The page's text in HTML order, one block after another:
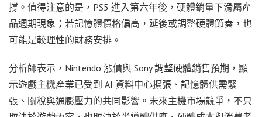
撐。值得注意的是，PS5 進入第六年後，硬體銷量下滑屬產
品週期現象；若記憶體價格偏高，延後或調整硬體節奏，也
可能是較理性的財務安排。
分析師表示，Nintendo 漲價與 Sony 調整硬體銷售預期，顯
示遊戲主機產業已受到 AI 資料中心擴張、記憶體供需緊
張、關稅與通膨壓力的共同影響。未來主機市場競爭，不只